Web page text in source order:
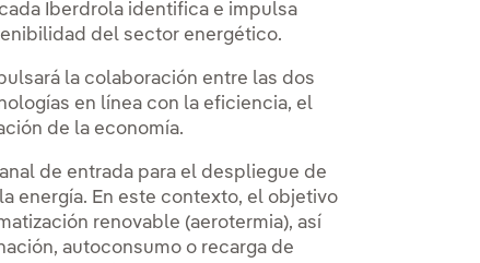
Iberdrola identifica e impulsa
del sector energético.
la colaboración entre las dos
en línea con la eficiencia, el
de la economía.
de entrada para el despliegue de
energía. En este contexto, el objetivo
renovable (aerotermia), así
autoconsumo o recarga de